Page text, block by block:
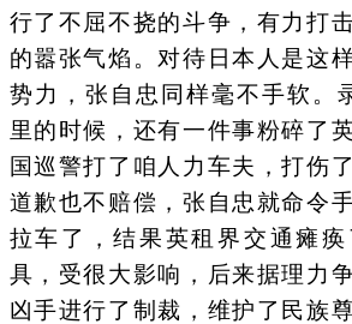
行了不屈不挠的斗争，有力打
的嚣张气焰。对待日本人是这
势力，张自忠同样毫不手软。
里的时候，还有一件事粉碎了
国巡警打了咱人力车夫，打伤
道歉也不赔偿，张自忠就命令
拉车了，结果英租界交通瘫
具，受很大影响，后来据理力
凶手进行了制裁，维护了民族